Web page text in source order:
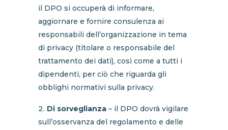
il DPO si occuperà di informare,
aggiornare e fornire consulenza ai
responsabili dell’organizzazione in tema
di privacy (titolare o responsabile del
trattamento dei dati), così come a tutti i
dipendenti, per ciò che riguarda gli
obblighi normativi sulla privacy.
Di sorveglianza– il DPO dovrà vigilare
sull’osservanza del regolamento e delle